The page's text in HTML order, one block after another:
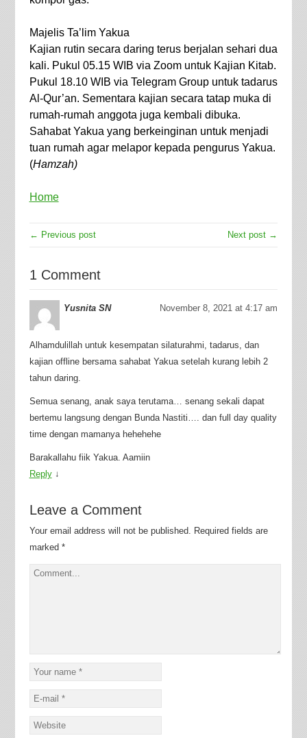
Majelis Ta’lim Yakua
Kajian rutin secara daring terus berjalan sehari dua
kali. Pukul 05.15 WIB via Zoom untuk Kajian Kitab.
Pukul 18.10 WIB via Telegram Group untuk tadarus
Al-Qur’an. Sementara kajian secara tatap muka di
rumah-rumah anggota juga kembali dibuka.
Sahabat Yakua yang berkeinginan untuk menjadi
tuan rumah agar melapor kepada pengurus Yakua.
(Hamzah)
Home
← Previous post Next post →
1 Comment
Yusnita SN November 8, 2021 at 4:17 am
Alhamdulillah untuk kesempatan silaturahmi, tadarus, dan
kajian offline bersama sahabat Yakua setelah kurang lebih 2
tahun daring.
Semua senang, anak saya terutama… senang sekali dapat
bertemu langsung dengan Bunda Nastiti…. dan full day quality
time dengan mamanya hehehehe
Barakallahu fiik Yakua. Aamiin
Reply ↓
Leave a Comment
Your email address will not be published. Required fields are
marked *